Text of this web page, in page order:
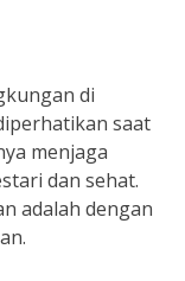
di
saat
menjaga
dan sehat.
adalah dengan